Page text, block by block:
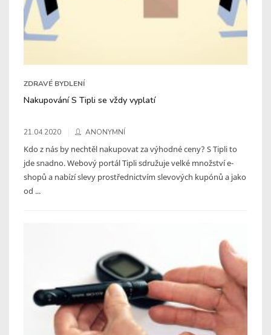
ZDRAVÉ BYDLENÍ
Nakupování S Tipli se vždy vyplatí
21.04.2020 ANONYMNÍ
Kdo z nás by nechtěl nakupovat za výhodné ceny? S Tipli to
jde snadno. Webový portál Tipli sdružuje velké množství e-
shopů a nabízí slevy prostřednictvím slevových kupónů a jako
od ...